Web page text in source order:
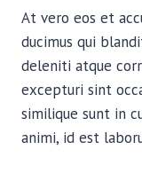
At vero eos et
ducimus qui
deleniti atque
excepturi sint
similique sunt in
animi, id est